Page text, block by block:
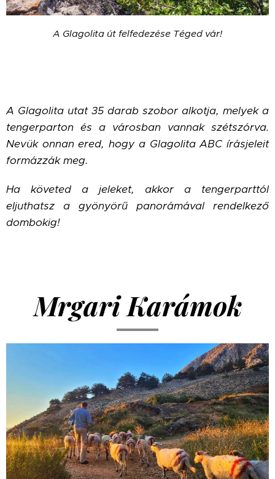
A Glagolita út felfedezése Téged vár!
A Glagolita utat 35 darab szobor alkotja, melyek a
tengerparton és a városban vannak szétszórva.
Nevük onnan ered, hogy a Glagolita ABC írásjeleit
formázzák meg.
Ha követed a jeleket, akkor a tengerparttól
eljuthatsz a gyönyörű panorámával rendelkező
dombokig!
Mrgari Karámok